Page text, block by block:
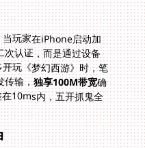
玩家在iPhone启动加
次认证，而是通过设备
玩《梦幻西游》时，笔
传输，独享100M带宽确
保每个客户端的动作同步率误差在10ms内，五开抓鬼全